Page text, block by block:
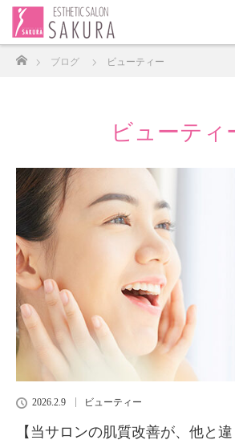
ブログ ビューティー
ビューティ
2026.2.9 ビューティー
【当サロンの肌質改善が、他と違